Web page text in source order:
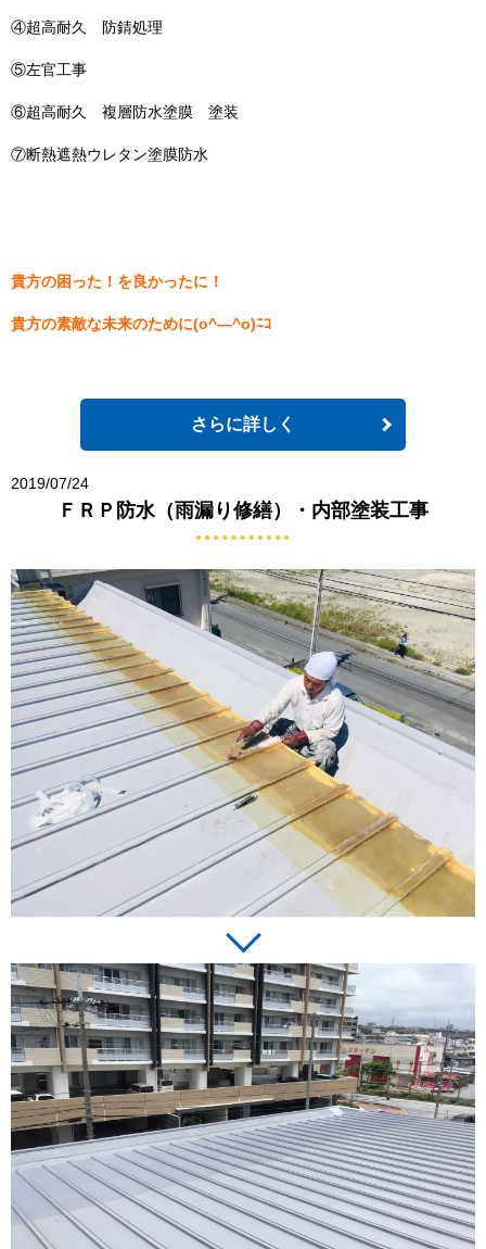
④超高耐久 防錆処理
⑤左官工事
⑥超高耐久 複層防水塗膜 塗装
⑦断熱遮熱ウレタン塗膜防水
貴方の困った！を良かったに！
貴方の素敵な未来のために(o^―^o)ﾆｺ
さらに詳しく
2019/07/24
ＦＲＰ防水（雨漏り修繕）・内部塗装工事